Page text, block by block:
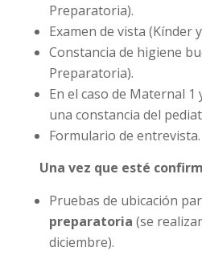
Preparatoria).
Examen de vista (Kínder
Constancia de higiene
Preparatoria).
En el caso de Maternal 1
una constancia del
Formulario de entrevista.
Una vez que esté
Pruebas de ubicación
preparatoria (se
diciembre).